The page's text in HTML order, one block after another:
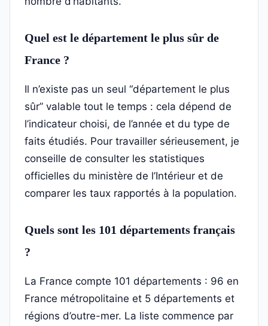
Quel est le département le plus sûr de
France ?
Il n’existe pas un seul “département le plus
sûr” valable tout le temps : cela dépend de
l’indicateur choisi, de l’année et du type de
faits étudiés. Pour travailler sérieusement, je
conseille de consulter les statistiques
officielles du ministère de l’Intérieur et de
comparer les taux rapportés à la population.
Quels sont les 101 départements français
?
La France compte 101 départements : 96 en
France métropolitaine et 5 départements et
régions d’outre-mer. La liste commence par